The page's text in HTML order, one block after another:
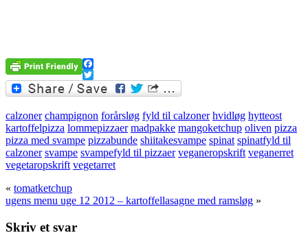
Facebook
Twitter
calzoner champignon forårsløg fyld til calzoner hvidløg hytteost
kartoffelpizza lommepizzaer madpakke mangoketchup oliven pizza
pizza med svampe pizzabunde shiitakesvampe spinat spinatfyld til
calzoner svampe svampefyld til pizzaer veganeropskrift veganerret
vegetaropskrift vegetarret
« tomatketchup
ugens menu uge 12 2012 – kartoffellasagne med ramsløg »
Skriv et svar